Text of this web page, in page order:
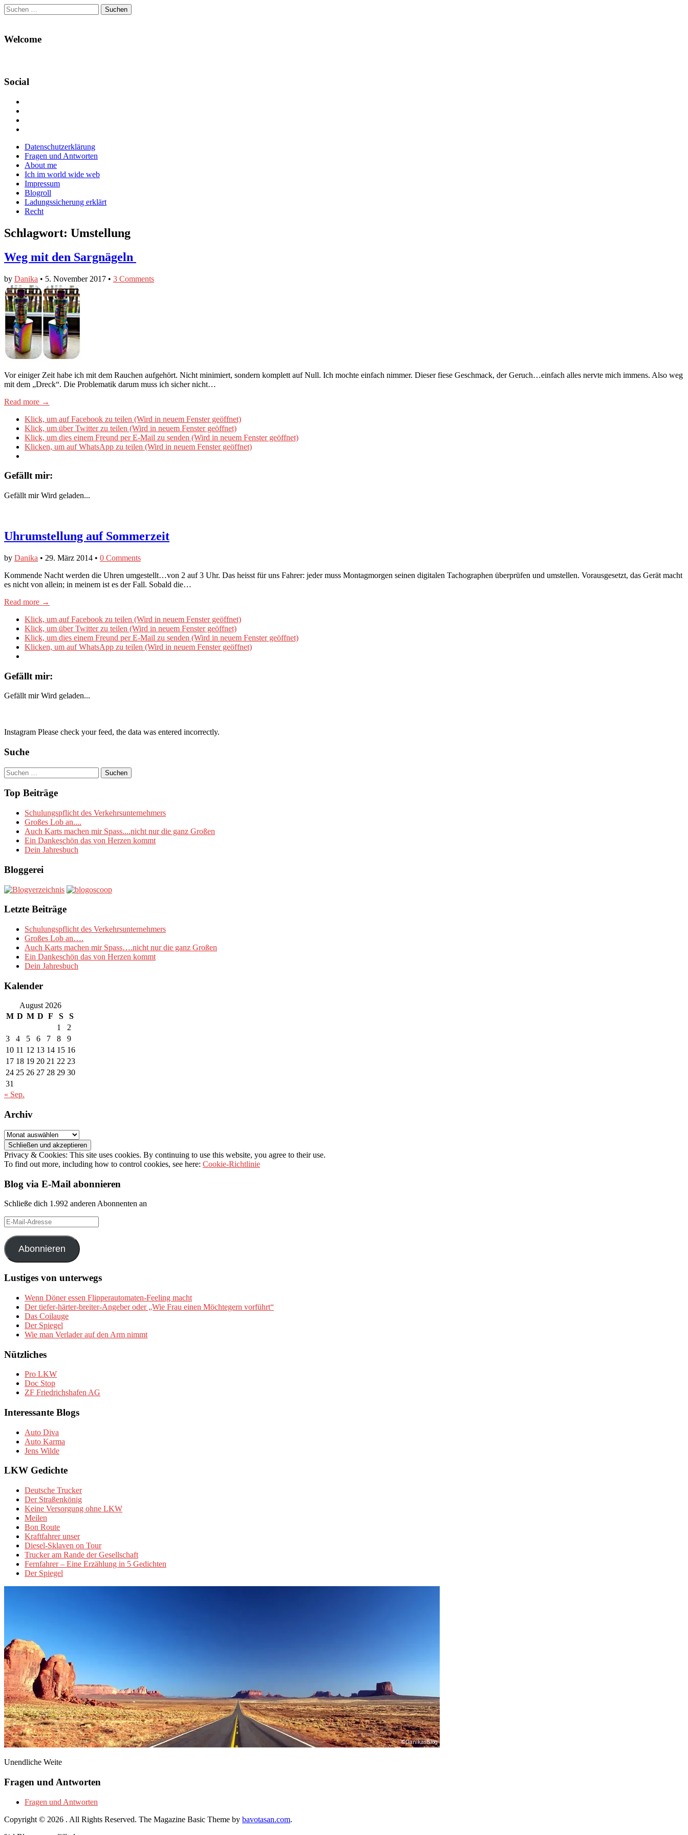
Suchen
nach:
Welcome
Social
Facebook
anzeigen
Twitter
anzeigen
auf
Instagram
anzeigen
Main
menu
Skip
content
Datenschutzerklärung
Fragen und Antworten
About me
Ich im world wide web
Impressum
Blogroll
Ladungssicherung erklärt
Recht
Schlagwort: Umstellung
Weg mit den Sargnägeln
by Danika • 5. November 2017 • 3 Comments
Vor einiger Zeit habe ich mit dem Rauchen aufgehört. Nicht minimiert, sondern komplett auf Null. Ich mochte einfach nimmer. Dieser fiese Geschmack, der Geruch…einfach alles nervte mich immens. Also weg
mit dem „Dreck“. Die Problematik darum muss ich sicher nicht…
Read more →
Klick, um auf Facebook zu teilen (Wird in neuem Fenster geöffnet)
Klick, um über Twitter zu teilen (Wird in neuem Fenster geöffnet)
Klick, um dies einem Freund per E-Mail zu senden (Wird in neuem Fenster geöffnet)
Klicken, um auf WhatsApp zu teilen (Wird in neuem Fenster geöffnet)
Gefällt mir:
Gefällt mir Wird geladen...
Uhrumstellung auf Sommerzeit
by Danika • 29. März 2014 • 0 Comments
Kommende Nacht werden die Uhren umgestellt…von 2 auf 3 Uhr. Das heisst für uns Fahrer: jeder muss Montagmorgen seinen digitalen Tachographen überprüfen und umstellen. Vorausgesetzt, das Gerät macht
es nicht von allein; in meinem ist es der Fall. Sobald die…
Read more →
Klick, um auf Facebook zu teilen (Wird in neuem Fenster geöffnet)
Klick, um über Twitter zu teilen (Wird in neuem Fenster geöffnet)
Klick, um dies einem Freund per E-Mail zu senden (Wird in neuem Fenster geöffnet)
Klicken, um auf WhatsApp zu teilen (Wird in neuem Fenster geöffnet)
Gefällt mir:
Gefällt mir Wird geladen...
Instagram Please check your feed, the data was entered incorrectly.
Suche
Suchen
nach:
Top Beiträge
Schulungspflicht des Verkehrsunternehmers
Großes Lob an....
Auch Karts machen mir Spass....nicht nur die ganz Großen
Ein Dankeschön das von Herzen kommt
Dein Jahresbuch
Bloggerei
Letzte Beiträge
Schulungspflicht des Verkehrsunternehmers
Großes Lob an….
Auch Karts machen mir Spass….nicht nur die ganz Großen
Ein Dankeschön das von Herzen kommt
Dein Jahresbuch
Kalender
August 2026
M D M D F S
S
1
2
3
4 5 6 7 8
9
10 11 12 13 14 15 16
17 18 19 20 21 22 23
24 25 26 27 28 29 30
31
« Sep.
Archiv
Archiv
Privacy & Cookies: This site uses cookies. By continuing to use this website, you agree to their use.
To find out more, including how to control cookies, see here: Cookie-Richtlinie
Blog via E-Mail abonnieren
Schließe dich 1.992 anderen Abonnenten an
E-
Mail-
Adresse
Abonnieren
Lustiges von unterwegs
Wenn Döner essen Flipperautomaten-Feeling macht
Der tiefer-härter-breiter-Angeber oder „Wie Frau einen Möchtegern vorführt“
Das Coilauge
Der Spiegel
Wie man Verlader auf den Arm nimmt
Nützliches
Pro LKW
Doc Stop
ZF Friedrichshafen AG
Interessante Blogs
Auto Diva
Auto Karma
Jens Wilde
LKW Gedichte
Deutsche Trucker
Der Straßenkönig
Keine Versorgung ohne LKW
Meilen
Bon Route
Kraftfahrer unser
Diesel-Sklaven on Tour
Trucker am Rande der Gesellschaft
Fernfahrer – Eine Erzählung in 5 Gedichten
Der Spiegel
Unendliche Weite
Fragen und Antworten
Fragen und Antworten
Copyright © 2026 . All Rights Reserved. The Magazine Basic Theme by bavotasan.com.